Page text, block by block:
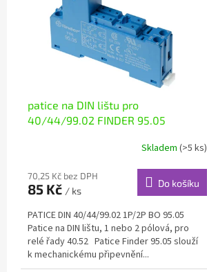
patice na DIN lištu pro
40/44/99.02 FINDER 95.05
Skladem (>5 ks)
70,25 Kč bez DPH
85 Kč / ks
Do košíku
PATICE DIN 40/44/99.02 1P/2P BO 95.05
Patice na DIN lištu, 1 nebo 2 pólová, pro
relé řady 40.52 Patice Finder 95.05 slouží
k mechanickému připevnění...